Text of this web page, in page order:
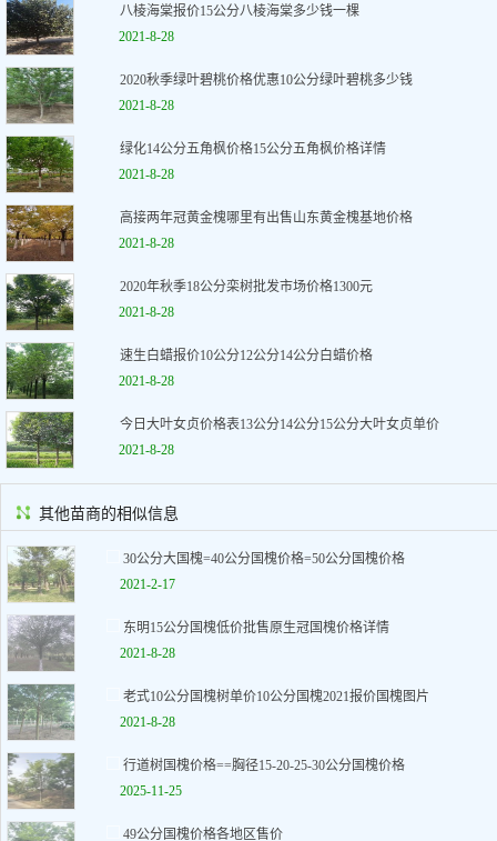
八棱海棠报价15公分八棱海棠多少钱一棵
2021-8-28
2020秋季绿叶碧桃价格优惠10公分绿叶碧桃多少钱
2021-8-28
绿化14公分五角枫价格15公分五角枫价格详情
2021-8-28
高接两年冠黄金槐哪里有出售山东黄金槐基地价格
2021-8-28
2020年秋季18公分栾树批发市场价格1300元
2021-8-28
速生白蜡报价10公分12公分14公分白蜡价格
2021-8-28
今日大叶女贞价格表13公分14公分15公分大叶女贞单价
2021-8-28
其他苗商的相似信息
30公分大国槐=40公分国槐价格=50公分国槐价格
2021-2-17
东明15公分国槐低价批售原生冠国槐价格详情
2021-8-28
老式10公分国槐树单价10公分国槐2021报价国槐图片
2021-8-28
行道树国槐价格==胸径15-20-25-30公分国槐价格
2025-11-25
49公分国槐价格各地区售价